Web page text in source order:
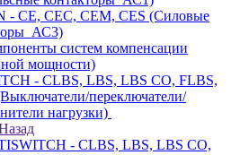
- CE, CEC, CEM, CES (Силовые
систем компенсации
мощности)
- CLBS, LBS, LBS CO, FLBS,
переключатели/
нагрузки)
- CLBS, LBS, LBS CO,